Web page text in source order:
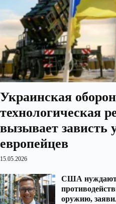
Украинская
технологическая
вызывает
европейцев
15.05.2026
США
оружию,